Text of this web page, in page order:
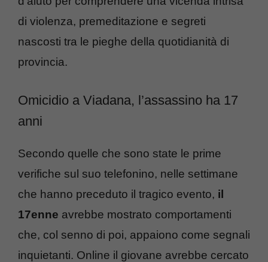
di violenza, premeditazione e segreti
nascosti tra le pieghe della quotidianità di
provincia.
Omicidio a Viadana, l’assassino ha 17
anni
Secondo quelle che sono state le prime
verifiche sul suo telefonino, nelle settimane
che hanno preceduto il tragico evento, il
17enne avrebbe mostrato comportamenti
che, col senno di poi, appaiono come segnali
inquietanti. Online il giovane avrebbe cercato